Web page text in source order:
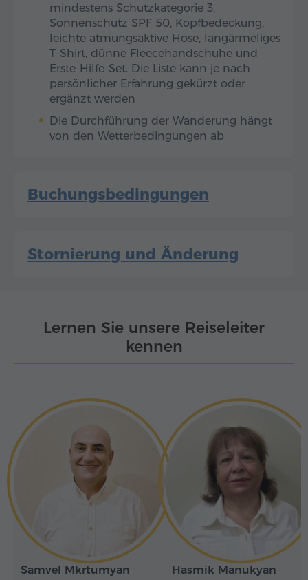
mindestens Schutzkategorie 3,
Sonnenschutz SPF 50, Kopfbedeckung,
leichte atmungsaktive Hose, langärmeliges
T-Shirt, dünne Fleecehandschuhe und
Erste-Hilfe-Set. Die Liste kann je nach
persönlicher Erfahrung gekürzt oder
ergänzt werden
Die Durchführung der Wanderung hängt
von den Wetterbedingungen ab
Buchungsbedingungen
Stornierung und Änderung
Lernen Sie unsere Reiseleiter
kennen
Samvel Mkrtumyan Hasmik Manukyan